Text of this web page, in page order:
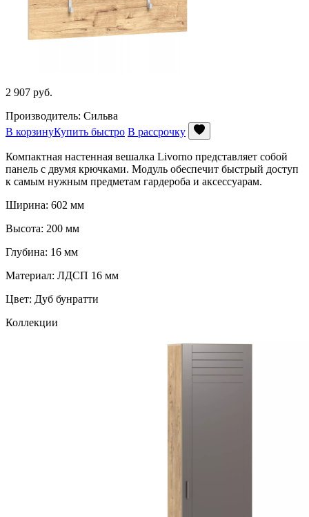
2 907 руб.
Производитель: Сильва
В корзинуКупить быстро В рассрочку
Компактная настенная вешалка Livorno представляет собой
панель с двумя крючками. Модуль обеспечит быстрый доступ
к самым нужным предметам гардероба и аксессуарам.
Ширина: 602 мм
Высота: 200 мм
Глубина: 16 мм
Материал: ЛДСП 16 мм
Цвет: Дуб бунратти
Коллекции